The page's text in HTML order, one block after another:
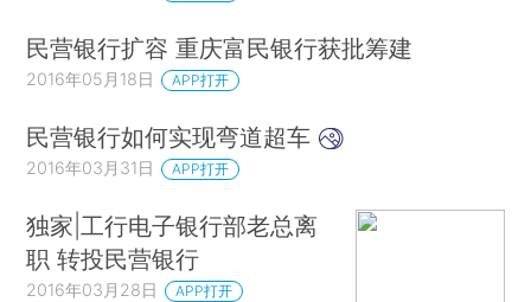
民营银行扩容 重庆富民银行获批筹建
2016年05月18日 APP打开
民营银行如何实现弯道超车
2016年03月31日 APP打开
独家|工行电子银行部老总离
职 转投民营银行
2016年03月28日 APP打开